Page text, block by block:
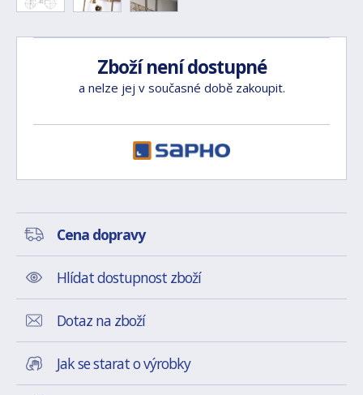
Zboží není dostupné
a nelze jej v současné době zakoupit.
Cena dopravy
Hlídat dostupnost zboží
Dotaz na zboží
Jak se starat o výrobky